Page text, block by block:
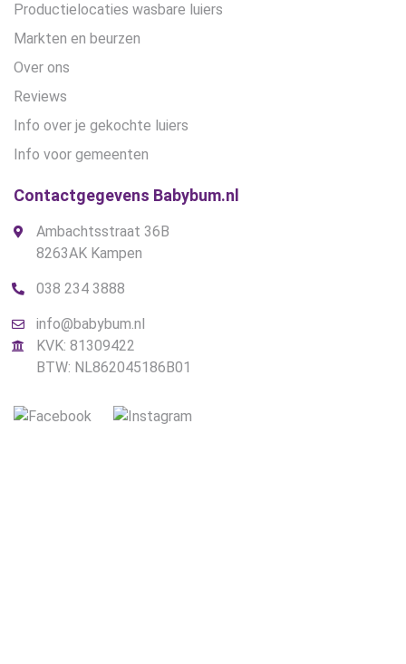
Productielocaties wasbare luiers
Markten en beurzen
Over ons
Reviews
Info over je gekochte luiers
Info voor gemeenten
Contactgegevens Babybum.nl
Ambachtsstraat 36B
8263AK Kampen
038 234 3888
info@babybum.nl
KVK: 81309422
BTW: NL862045186B01